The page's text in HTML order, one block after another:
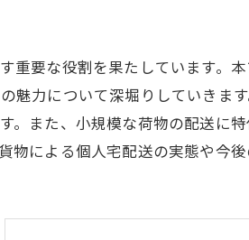
重要な役割を果たしています。
魅力について深堀りしていきま
。また、小規模な荷物の配送に
物による個人宅配送の実態や今